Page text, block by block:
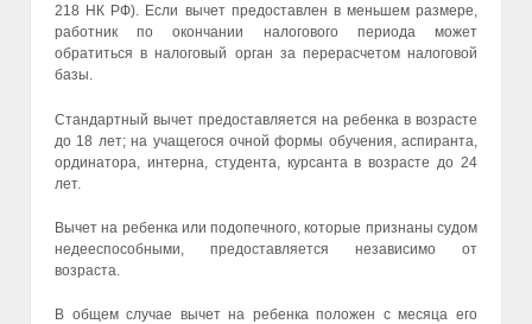
218 НК РФ). Если вычет предоставлен в меньшем размере,
работник по окончании налогового периода может
обратиться в налоговый орган за перерасчетом налоговой
базы.
Стандартный вычет предоставляется на ребенка в возрасте
до 18 лет; на учащегося очной формы обучения, аспиранта,
ординатора, интерна, студента, курсанта в возрасте до 24
лет.
Вычет на ребенка или подопечного, которые признаны судом
недееспособными, предоставляется независимо от
возраста.
В общем случае вычет на ребенка положен с месяца его